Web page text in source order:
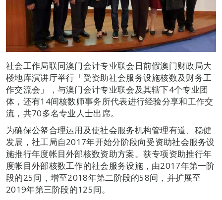
社会工作局联同澳门会计专业联会日前假澳门财政局大
楼地库演讲厅举行「受资助社会服务设施核数及财务工
作交流会」，与澳门会计专业联会及其辖下4个专业团
体，还有14间核数师事务所代表进行经验分享和工作交
流，共70多名专业人士出席。
为确保公帑合理运用及使社会服务机构管理有道、稳健
发展，社工局自2017年开始分阶段向受资助社会服务设
施推行年度帐目外部核数资助方案。获专项资助推行年
度帐目外部核数工作的社会服务设施，由2017年第一阶
段的25间，增至2018年第二阶段的58间，并扩展至
2019年第三阶段的125间。